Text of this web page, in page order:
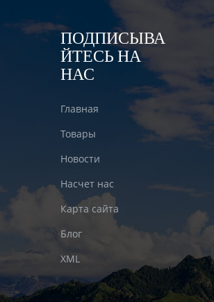
ПОДПИСЫВА
ЙТЕСЬ НА
НАС
Главная
Товары
Новости
Насчет нас
Карта сайта
Блог
XML